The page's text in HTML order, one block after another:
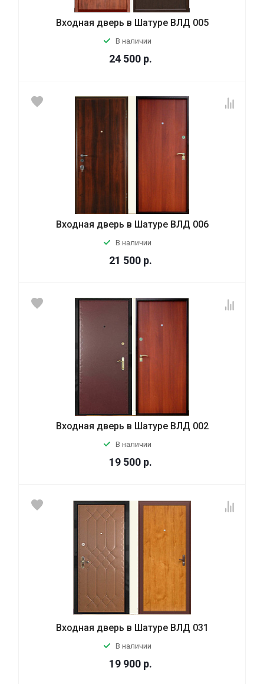
Входная дверь в Шатуре ВЛД 005
В наличии
24 500 р.
Входная дверь в Шатуре ВЛД 006
В наличии
21 500 р.
Входная дверь в Шатуре ВЛД 002
В наличии
19 500 р.
Входная дверь в Шатуре ВЛД 031
В наличии
19 900 р.